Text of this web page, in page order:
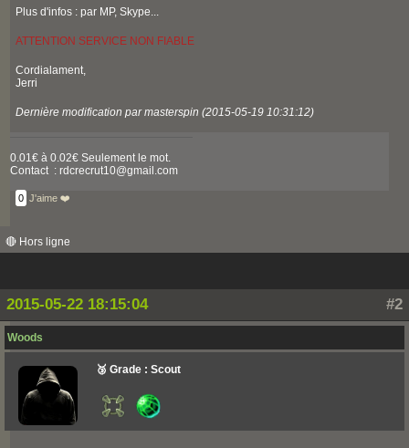
Plus d'infos : par MP, Skype...
ATTENTION SERVICE NON FIABLE
Cordialament,
Jerri
Dernière modification par masterspin (2015-05-19 10:31:12)
0.01€ à 0.02€ Seulement le mot.
Contact : rdcrecrut10@gmail.com
0 J'aime ❤️
🔴 Hors ligne
#2
2015-05-22 18:15:04
Woods
🥉 Grade : Scout